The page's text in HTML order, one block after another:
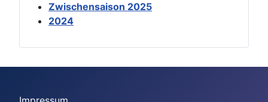
Zwischensaison 2025
2024